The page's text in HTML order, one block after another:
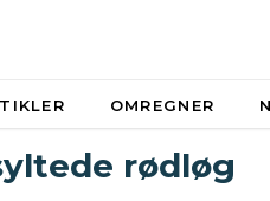
OMREGNER
rødløg